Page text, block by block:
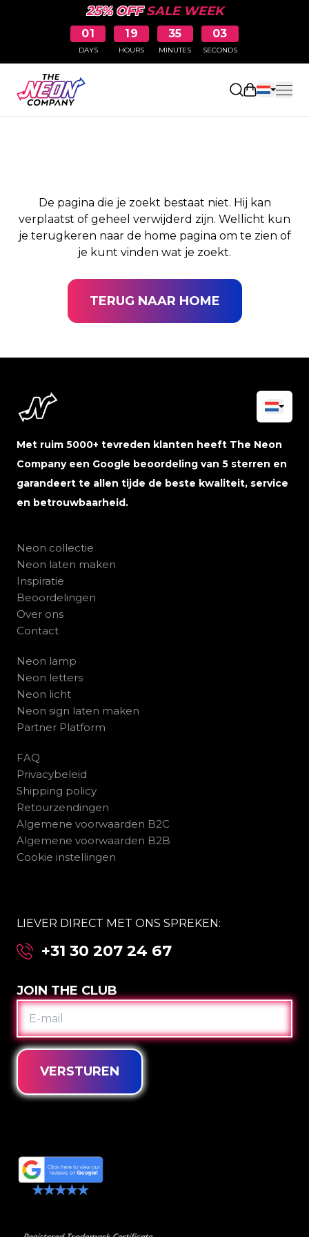
25% OFFSALE WEEK
01
DAYS
19
HOURS
35
MINUTES
03
SECONDS
PAGINA NIET
De pagina die je zoekt bestaat niet. Hij kan
verplaatst of geheel verwijderd zijn. Wellicht kun
je terugkeren naar de home pagina om te zien of
je kunt vinden wat je zoekt.
TERUG NAAR HOME
Met ruim 5000+ tevreden klanten heeft The Neon
Company een Google beoordeling van 5 sterren en
garandeert te allen tijde de beste kwaliteit, service
en betrouwbaarheid.
Neon collectie
Neon laten maken
Inspiratie
Beoordelingen
Over ons
Contact
Neon lamp
Neon letters
Neon licht
Neon sign laten maken
Partner Platform
FAQ
Privacybeleid
Shipping policy
Retourzendingen
Algemene voorwaarden B2C
Algemene voorwaarden B2B
Cookie instellingen
LIEVER DIRECT MET ONS SPREKEN:
+31 30 207 24 67
JOIN THE CLUB
E-
MAIL
VERSTUREN